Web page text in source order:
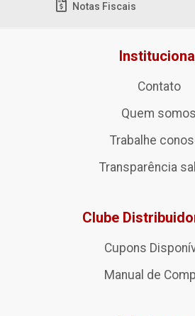
Notas Fiscais
Contato
Quem somos
Trabalhe
Transparência
Clube
Cupons
Manual de